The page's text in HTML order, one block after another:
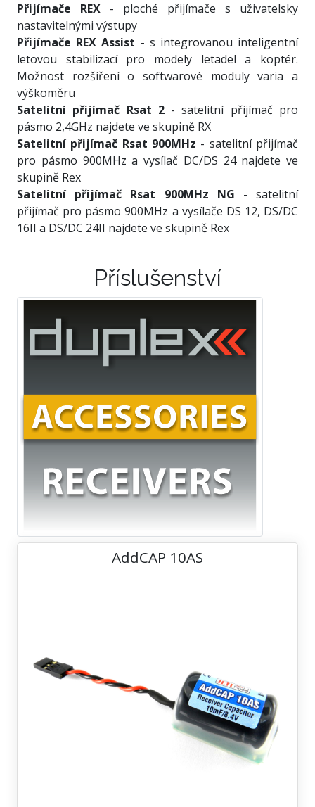
Přijímače REX - ploché přijímače s uživatelsky
nastavitelnými výstupy
Přijímače REX Assist - s integrovanou inteligentní
letovou stabilizací pro modely letadel a koptér.
Možnost rozšíření o softwarové moduly varia a
výškoměru
Satelitní přijímač Rsat 2- satelitní přijímač pro
pásmo 2,4GHz najdete ve skupině RX
Satelitní přijímač Rsat 900MHz - satelitní přijímač
pro pásmo 900MHz a vysílač DC/DS 24 najdete ve
skupině Rex
Satelitní přijímač Rsat 900MHz NG - satelitní
přijímač pro pásmo 900MHz a vysílače DS 12, DS/DC
16II a DS/DC 24II najdete ve skupině Rex
Příslušenství
AddCAP 10AS